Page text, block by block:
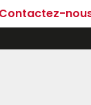
Contactez-